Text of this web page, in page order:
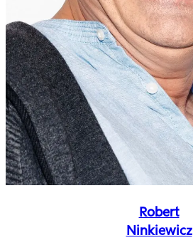
Robert
Ninkiewicz